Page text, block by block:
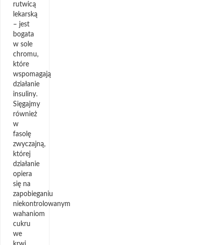
rutwicą
lekarską
– jest
bogata
w sole
chromu,
które
wspomagają
działanie
insuliny.
Sięgajmy
również
w
fasolę
zwyczajną,
której
działanie
opiera
się na
zapobieganiu
niekontrolowanym
wahaniom
cukru
we